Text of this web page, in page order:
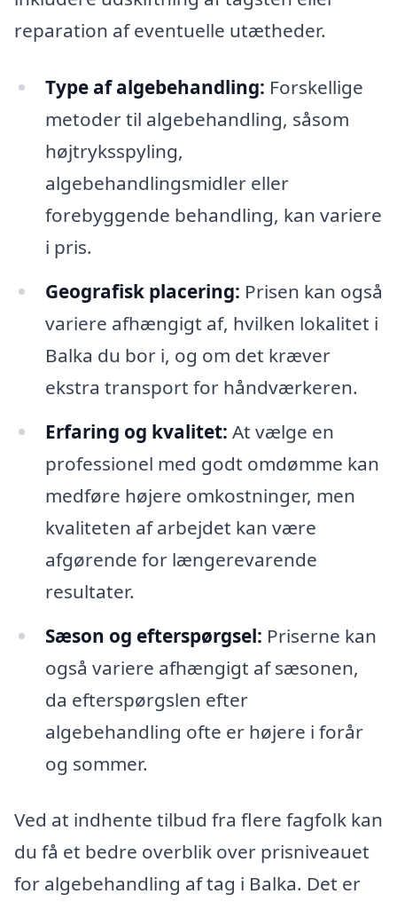
reparation af eventuelle utætheder.
Type af algebehandling: Forskellige
metoder til algebehandling, såsom
højtryksspyling,
algebehandlingsmidler eller
forebyggende behandling, kan variere
i pris.
Geografisk placering: Prisen kan også
variere afhængigt af, hvilken lokalitet i
Balka du bor i, og om det kræver
ekstra transport for håndværkeren.
Erfaring og kvalitet: At vælge en
professionel med godt omdømme kan
medføre højere omkostninger, men
kvaliteten af arbejdet kan være
afgørende for længerevarende
resultater.
Sæson og efterspørgsel: Priserne kan
også variere afhængigt af sæsonen,
da efterspørgslen efter
algebehandling ofte er højere i forår
og sommer.
Ved at indhente tilbud fra flere fagfolk kan
du få et bedre overblik over prisniveauet
for algebehandling af tag i Balka. Det er